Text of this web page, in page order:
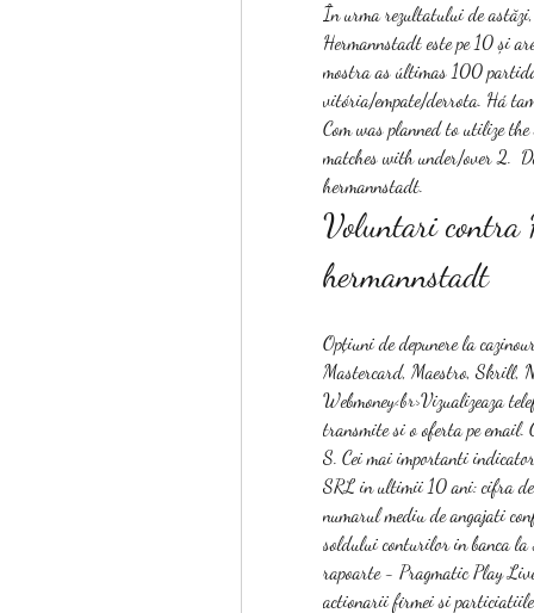
În urma rezultatului de
Hermannstadt este pe 10 și
mostra as últimas 100
vitória/empate/derrota. Há
Com was planned to utilize
matches with under/over 2.
hermannstadt.
Voluntari contra
hermannstadt
Opțiuni de depunere la
Mastercard, Maestro, Skrill,
Webmoney<br>Vizualizeaza
transmite si o oferta pe
S. Cei mai importanti
SRL in ultimii 10 ani: cifra
numarul mediu de angajati
soldului conturilor in banca
rapoarte - Pragmatic Play
actionarii firmei si particiatiile